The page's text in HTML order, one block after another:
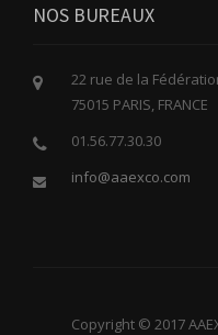
NOS BUREAUX
22 rue de la
75015 PARIS, FRANCE
01.56.77.30.30
info@aaexco.com
Copyright © 2017